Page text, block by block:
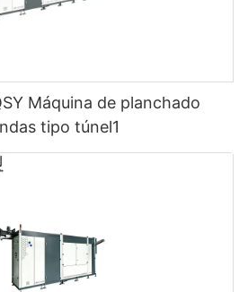
Máquina de planchado
tipo túnel1